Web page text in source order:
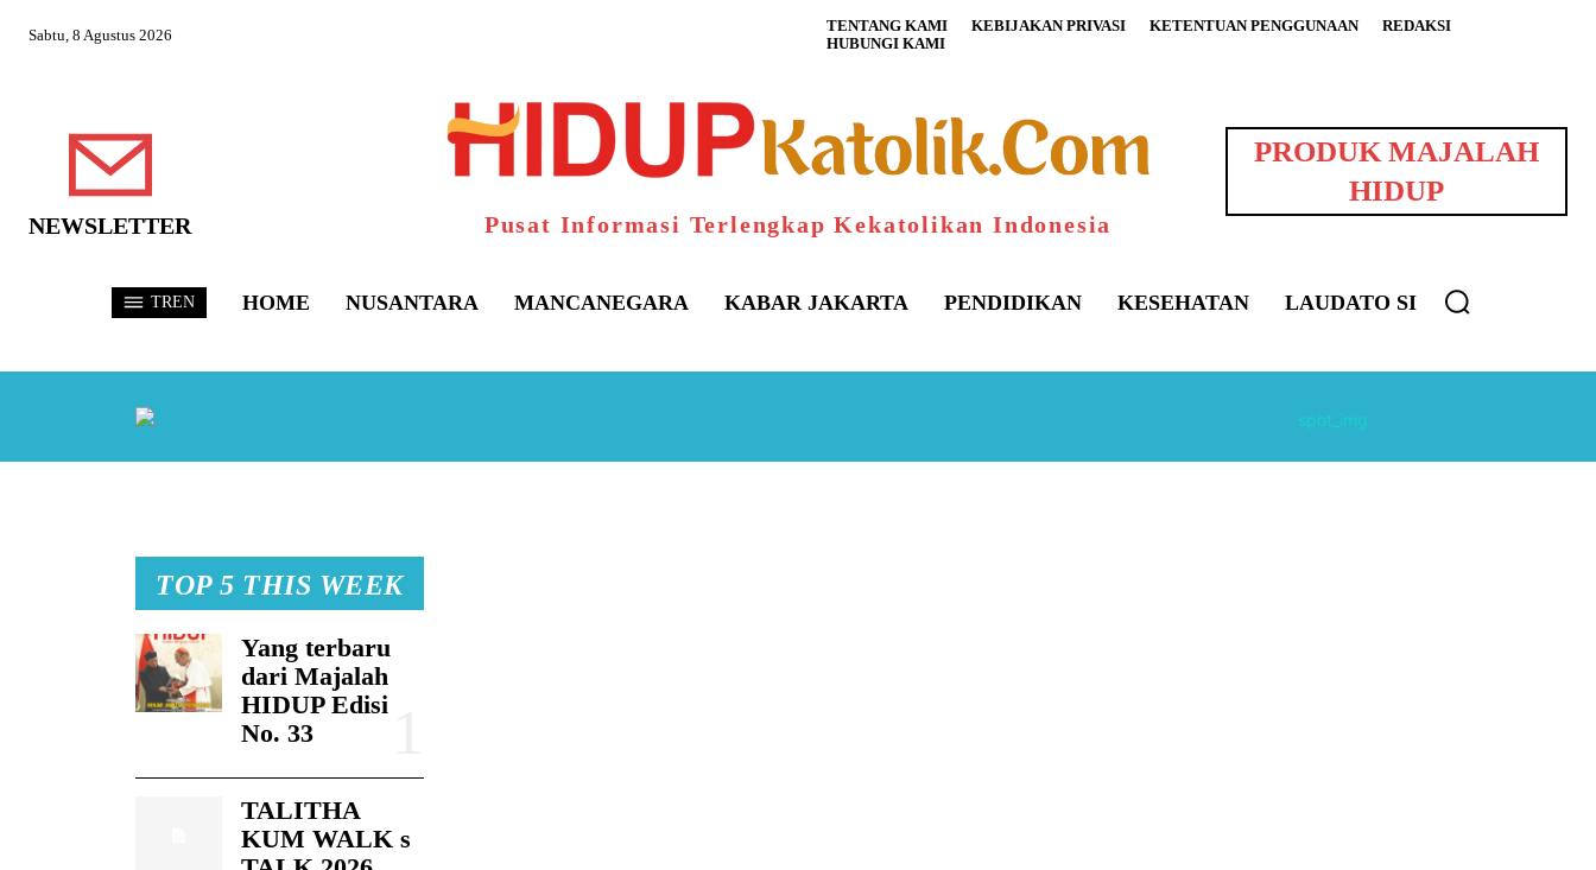
Sabtu, 8 Agustus 2026 TENTANG KAMI KEBIJAKAN PRIVASI KETENTUAN PENGGUNAAN
REDAKSI
HUBUNGI KAMI
NEWSLETTER Pusat Informasi Terlengkap Kekatolikan Indonesia
PRODUK MAJALAH
HIDUP
TREN HOME NUSANTARA MANCANEGARA KABAR JAKARTA PENDIDIKAN KESEHATAN LAUDATO SI
TOP 5 THIS WEEK
Yang terbaru
dari Majalah
HIDUP Edisi
No. 33
TALITHA
KUM WALK s